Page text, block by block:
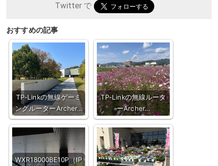
Twitter で
おすすめの記事
TP-Linkの無線ゲーミ
ングルーターArcher…
TP-Linkの無線ルータ
ーArcher…
WXR18000BE10P（IP